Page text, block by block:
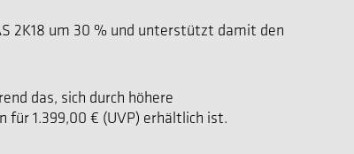
2K18 um 30 % und unterstützt damit den
das, sich durch höhere
für 1.399,00 € (UVP) erhältlich ist.